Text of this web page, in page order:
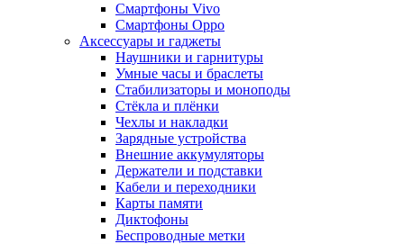
Смартфоны Vivo
Смартфоны Oppo
Аксессуары и гаджеты
Наушники и гарнитуры
Умные часы и браслеты
Стабилизаторы и моноподы
Стёкла и плёнки
Чехлы и накладки
Зарядные устройства
Внешние аккумуляторы
Держатели и подставки
Кабели и переходники
Карты памяти
Диктофоны
Беспроводные метки